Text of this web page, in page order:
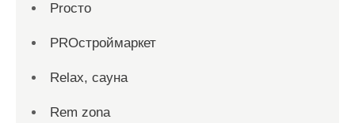
Proсто
PROстроймаркет
Relax, сауна
Rem zona